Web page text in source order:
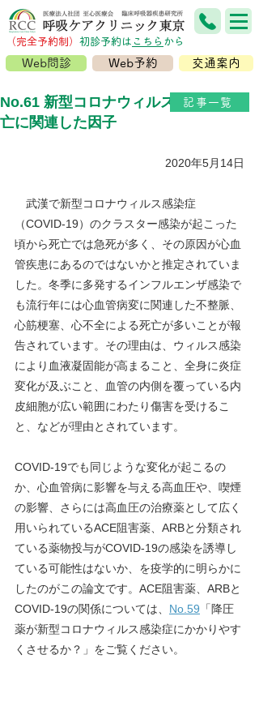
（完全予約制） ​初診予約は こちら から
Web問診 Web予約 交通案内
No.61 新型コロナウィルス感染症の死
亡に関連した因子
2020年5月14日
武漢で新型コロナウィルス感染症
（COVID-19）のクラスター感染が起こった
頃から死亡では急死が多く、その原因が心血
管疾患にあるのではないかと推定されていま
した。冬季に多発するインフルエンザ感染で
も流行年には心血管病変に関連した不整脈、
心筋梗塞、心不全による死亡が多いことが報
告されています。その理由は、ウィルス感染
により血液凝固能が高まること、全身に炎症
変化が及ぶこと、血管の内側を覆っている内
皮細胞が広い範囲にわたり傷害を受けるこ
と、などが理由とされています。
COVID-19でも同じような変化が起こるの
か、心血管病に影響を与える高血圧や、喫煙
の影響、さらには高血圧の治療薬として広く
用いられているACE阻害薬、ARBと分類され
ている薬物投与がCOVID-19の感染を誘導し
ている可能性はないか、を疫学的に明らかに
したのがこの論文です。ACE阻害薬、ARBと
COVID-19の関係については、 No.59 「降圧
薬が新型コロナウィルス感染症にかかりやす
くさせるか？」 をご覧ください。
記事一覧